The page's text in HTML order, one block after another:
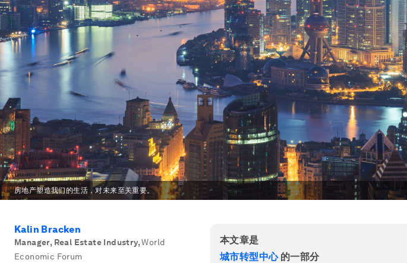
房地产塑造我们的生活，对未来至关重要。
Kalin Bracken
Manager, Real Estate Industry, World
Economic Forum
本文章是
城市转型中心的一部分